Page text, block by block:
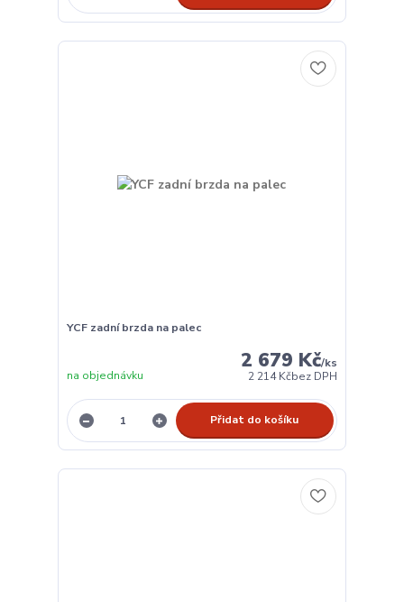
YCF zadní brzda na palec
2 679 Kč/ks
2 214 Kčbez DPH
na objednávku
Přidat do košíku